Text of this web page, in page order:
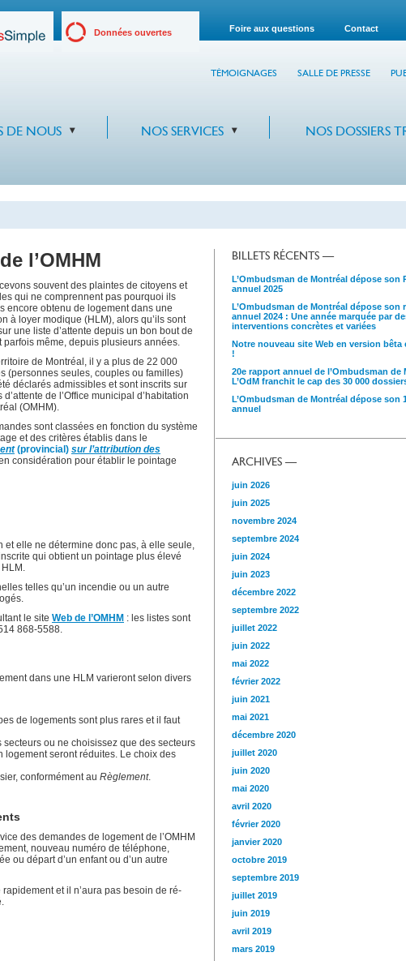
Données ouvertes Foire aux questions Contact
TÉMOIGNAGES SALLE DE PRESSE
DE NOUS NOS SERVICES NOS DOSSIERS
l’OMHM
souvent des plaintes de citoyens et
qui ne comprennent pas pourquoi ils
encore obtenu de logement dans une
à loyer modique (HLM), alors qu’ils sont
une liste d’attente depuis un bon bout de
parfois même, depuis plusieurs années.
de Montréal, il y a plus de 22 000
(personnes seules, couples ou familles)
déclarés admissibles et sont inscrits sur
d’attente de l’Office municipal d’habitation
(OMHM).
sont classées en fonction du système
et des critères établis dans le
(provincial) sur l’attribution des
considération pour établir le pointage
et elle ne détermine donc pas, à elle seule,
qui obtient un pointage plus élevé
telles qu’un incendie ou un autre
le site Web de l’OMHM : les listes sont
868-5588.
dans une HLM varieront selon divers
de logements sont plus rares et il faut
ou ne choisissez que des secteurs
logement seront réduites. Le choix des
conformément au Règlement.
des demandes de logement de l’OMHM
nouveau numéro de téléphone,
ou départ d’un enfant ou d’un autre
et il n’aura pas besoin de ré-
BILLETS RÉCENTS —
L’Ombudsman de Montréal dépose son
annuel 2025
L’Ombudsman de Montréal dépose son
annuel 2024 : Une année marquée par
interventions concrètes et variées
Notre nouveau site Web en version bêta
!
20e rapport annuel de l’Ombudsman de
L’OdM franchit le cap des 30 000
L’Ombudsman de Montréal dépose son
annuel
ARCHIVES —
juin 2026
juin 2025
novembre 2024
septembre 2024
juin 2024
juin 2023
décembre 2022
septembre 2022
juillet 2022
juin 2022
mai 2022
février 2022
juin 2021
mai 2021
décembre 2020
juillet 2020
juin 2020
mai 2020
avril 2020
février 2020
janvier 2020
octobre 2019
septembre 2019
juillet 2019
juin 2019
avril 2019
mars 2019